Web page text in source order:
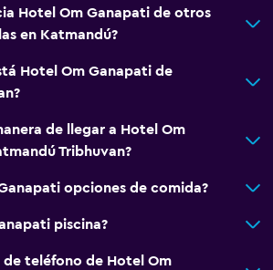
Hotel Om Ganapati de otros
en Katmandú?
Hotel Om Ganapati de
de llegar a Hotel Om
Tribhuvan?
opciones de comida?
piscina?
de teléfono de Hotel Om